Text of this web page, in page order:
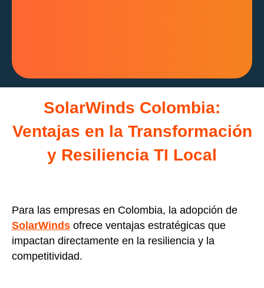
SolarWinds Colombia:
Ventajas en la Transformación
y Resiliencia TI Local
Para las empresas en Colombia, la adopción de
SolarWinds ofrece ventajas estratégicas que
impactan directamente en la resiliencia y la
competitividad.